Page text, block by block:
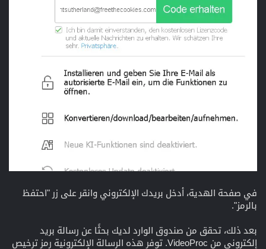
في صفحة الهدية، أدخل بريدك الإلكتروني وانقر على زر "احتفظ
بالرمز".
بعد ذلك، تحقق من صندوق الوارد لديك بحثًا عن رسالة بريد
إلكتروني من VideoProc. توفر هذه الرسالة الإلكترونية رمز ترخيص